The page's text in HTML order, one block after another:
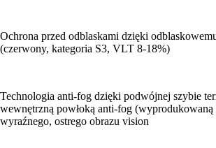
Ochrona przed odblaskami dzięki
(czerwony, kategoria S3, VLT 8-18%)
Technologia anti-fog dzięki podwójnej szybie
wewnętrzną powłoką anti-fog
wyraźnego, ostrego obrazu vision